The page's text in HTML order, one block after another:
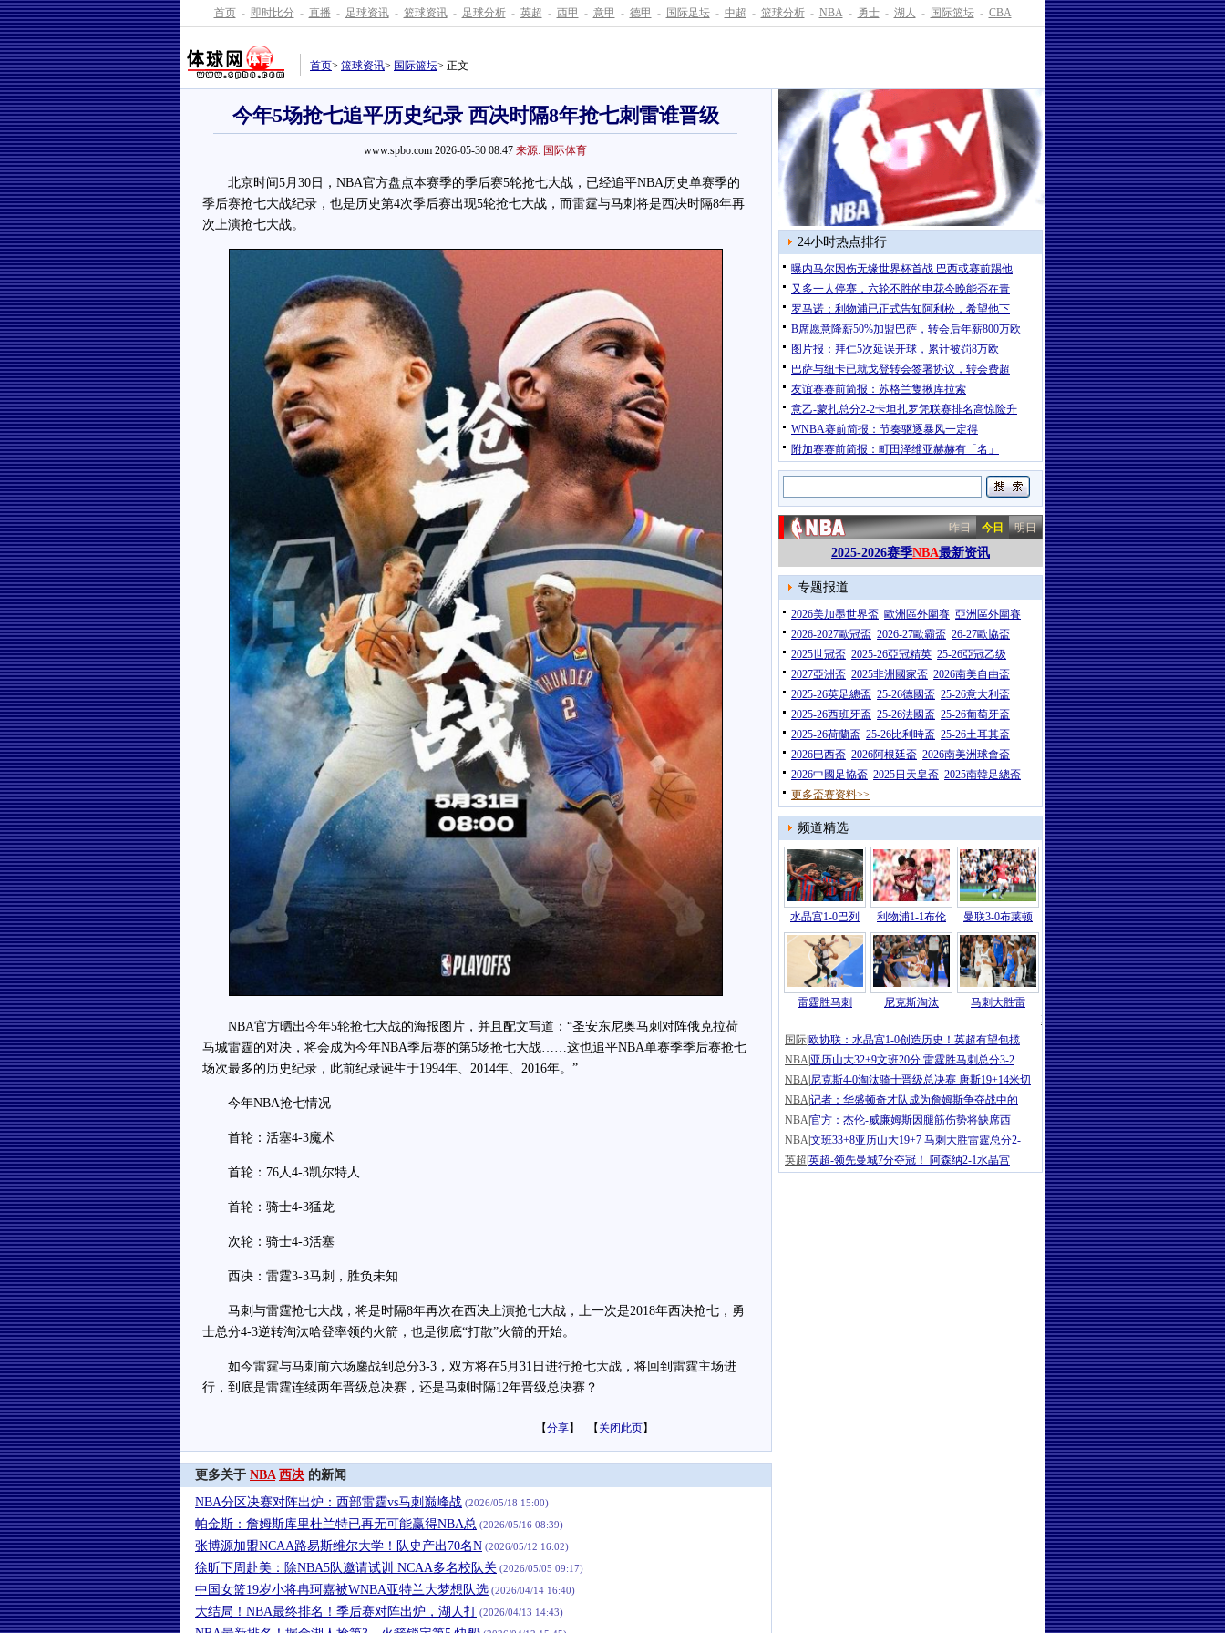
首页 - 即时比分 - 直播 - 足球资讯 - 篮球资讯 - 足球分析 - 英超 - 西甲 - 意甲 - 德甲 - 国际足坛 - 中超 - 篮球分析 - NBA - 勇士 - 湖人 - 国际篮坛 - CBA
首页> 篮球资讯> 国际篮坛> 正文
今年5场抢七追平历史纪录 西决时隔8年抢七刺雷谁晋级
www.spbo.com 2026-05-30 08:47 来源: 国际体育
北京时间5月30日，NBA官方盘点本赛季的季后赛5轮抢七大战，已经追平NBA历史单赛季的
季后赛抢七大战纪录，也是历史第4次季后赛出现5轮抢七大战，而雷霆与马刺将是西决时隔8年再
次上演抢七大战。
NBA官方晒出今年5轮抢七大战的海报图片，并且配文写道：“圣安东尼奥马刺对阵俄克拉荷
马城雷霆的对决，将会成为今年NBA季后赛的第5场抢七大战……这也追平NBA单赛季季后赛抢七
场次最多的历史纪录，此前纪录诞生于1994年、2014年、2016年。”
今年NBA抢七情况
首轮：活塞4-3魔术
首轮：76人4-3凯尔特人
首轮：骑士4-3猛龙
次轮：骑士4-3活塞
西决：雷霆3-3马刺，胜负未知
马刺与雷霆抢七大战，将是时隔8年再次在西决上演抢七大战，上一次是2018年西决抢七，勇
士总分4-3逆转淘汰哈登率领的火箭，也是彻底“打散”火箭的开始。
如今雷霆与马刺前六场鏖战到总分3-3，双方将在5月31日进行抢七大战，将回到雷霆主场进
行，到底是雷霆连续两年晋级总决赛，还是马刺时隔12年晋级总决赛？
【分享】 【 关闭此页】
更多关于 NBA 西决 的新闻
NBA分区决赛对阵出炉：西部雷霆vs马刺巅峰战 (2026/05/18 15:00)
帕金斯：詹姆斯库里杜兰特已再无可能赢得NBA总 (2026/05/16 08:39)
张博源加盟NCAA路易斯维尔大学！队史产出70名N (2026/05/12 16:02)
徐昕下周赴美：除NBA5队邀请试训 NCAA多名校队关 (2026/05/05 09:17)
中国女篮19岁小将冉珂嘉被WNBA亚特兰大梦想队选 (2026/04/14 16:40)
大结局！NBA最终排名！季后赛对阵出炉，湖人打 (2026/04/13 14:43)
24小时热点排行
曝内马尔因伤无缘世界杯首战 巴西或赛前踢他
又多一人停赛，六轮不胜的申花今晚能否在青
罗马诺：利物浦已正式告知阿利松，希望他下
B席愿意降薪50%加盟巴萨，转会后年薪800万欧
图片报：拜仁5次延误开球，累计被罚8万欧
巴萨与纽卡已就戈登转会签署协议，转会费超
友谊赛赛前简报：苏格兰隻揪库拉索
意乙-蒙扎总分2-2卡坦扎罗凭联赛排名高惊险升
WNBA赛前简报：节奏驱逐暴风一定得
附加赛赛前简报：町田泽维亚赫赫有「名」
昨日 今日 明日
2025-2026赛季NBA最新资讯
专题报道
2026美加墨世界盃 歐洲區外圍賽 亞洲區外圍賽
2026-2027歐冠盃 2026-27歐霸盃 26-27歐協盃
2025世冠盃 2025-26亞冠精英 25-26亞冠乙级
2027亞洲盃 2025非洲國家盃 2026南美自由盃
2025-26英足總盃 25-26德國盃 25-26意大利盃
2025-26西班牙盃 25-26法國盃 25-26葡萄牙盃
2025-26荷蘭盃 25-26比利時盃 25-26土耳其盃
2026巴西盃 2026阿根廷盃 2026南美洲球會盃
2026中國足協盃 2025日天皇盃 2025南韓足總盃
更多盃赛资料>>
频道精选
水晶宫1-0巴列 利物浦1-1布伦 曼联3-0布莱顿
雷霆胜马刺 尼克斯淘汰
马刺大胜雷
NBA |文班28+10SGA15分 雷霆3节崩
国际 欧协联：水晶宫1-0创造历史！英超有望包揽
NBA 亚历山大32+9文班20分 雷霆胜马刺总分3-2
NBA 尼克斯4-0淘汰骑士晋级总决赛 唐斯19+14米切
NBA记者：华盛顿奇才队成为詹姆斯争夺战中的
NBA官方：杰伦-威廉姆斯因腿筋伤势将缺席西
NBA文班33+8亚历山大19+7 马刺大胜雷霆总分2-
英超 英超-领先曼城7分夺冠！ 阿森纳2-1水晶宫